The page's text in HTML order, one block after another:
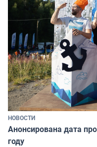
НОВОСТИ
Анонсирована дата
году